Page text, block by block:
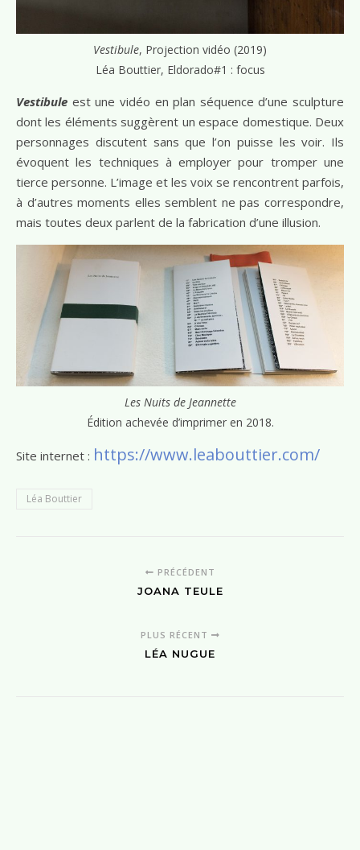
Vestibule, Projection vidéo (2019)
Léa Bouttier, Eldorado#1 : focus
Vestibule est une vidéo en plan séquence d’une sculpture
dont les éléments suggèrent un espace domestique. Deux
personnages discutent sans que l’on puisse les voir. Ils
évoquent les techniques à employer pour tromper une
tierce personne. L’image et les voix se rencontrent parfois,
à d’autres moments elles semblent ne pas correspondre,
mais toutes deux parlent de la fabrication d’une illusion.
Les Nuits de Jeannette
Édition achevée d’imprimer en 2018.
Site internet : https://www.leabouttier.com/
Léa Bouttier
PRÉCÉDENT
JOANA TEULE
PLUS RÉCENT
LÉA NUGUE